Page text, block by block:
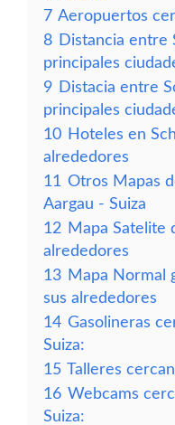
7 Aeropuertos
8 Distancia entre
principales
9 Distacia entre
principales
10 Hoteles en
alrededores
11 Otros Mapas
Aargau - Suiza
12 Mapa Satelite
alrededores
13 Mapa Normal
sus alrededores
14 Gasolineras
Suiza:
15 Talleres
16 Webcams
Suiza: